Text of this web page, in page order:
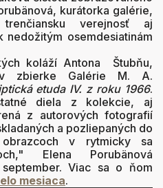
kurátorka galérie,
verejnosť aj
nedožitým osemdesiatinám
koláží Antona Štubňu,
zbierke Galérie M. A.
etuda IV. z roku 1966.
diela z kolekcie, aj
z autorových fotografií
a pozliepaných do
v rytmicky sa
Elena Porubänová
Viac sa o ňom
mesiaca.